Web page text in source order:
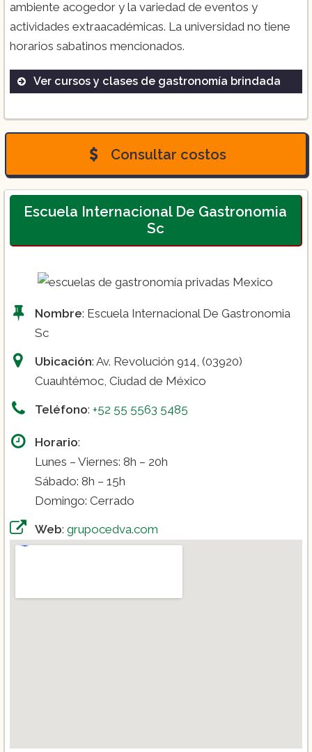
ambiente acogedor y la variedad de eventos y
actividades extraacadémicas. La universidad no tiene
horarios sabatinos mencionados.
Ver cursos y clases de gastronomía brindada
Diplomados en Cocina Internacional
Cursos de Pastelería y Repostería
Consultar costos
Escuela Internacional De Gastronomia
Sc
Nombre: Escuela Internacional De Gastronomia
Sc
Ubicación: Av. Revolución 914, (03920)
Cuauhtémoc, Ciudad de México
Teléfono: +52 55 5563 5485
Horario:
Lunes – Viernes: 8h – 20h
Sábado: 8h – 15h
Domingo: Cerrado
Web: grupocedva.com